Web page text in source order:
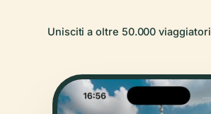
Unisciti a oltre 50.000 viaggiatori